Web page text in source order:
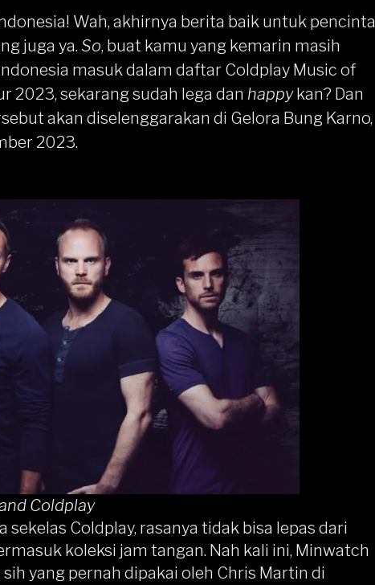
Wah, akhirnya berita baik untuk pencinta
juga ya. So, buat kamu yang kemarin masih
masuk dalam daftar Coldplay Music of
2023, sekarang sudah lega dan happykan? Dan
akan diselenggarakan di Gelora Bung Karno,
2023.
Coldplay
sekelas Coldplay, rasanya tidak bisa lepas dari
koleksi jam tangan. Nah kali ini, Minwatch
yang pernah dipakai oleh Chris Martin di